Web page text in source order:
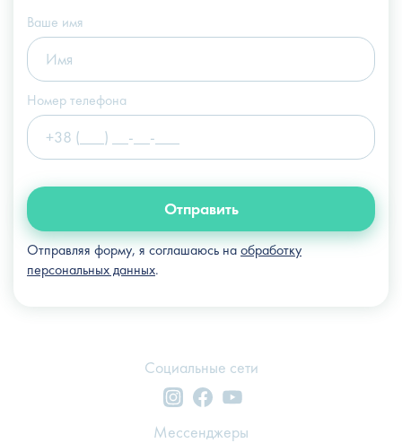
info@slosser.com.ua
Ваше имя
Номер телефона
Отправить
Отправляя форму, я соглашаюсь наобработку
персональных данных.
Социальные сети
Мессенджеры